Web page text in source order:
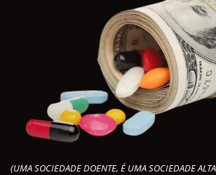
(UMA SOCIEDADE DOENTE, É UMA SOCIEDADE